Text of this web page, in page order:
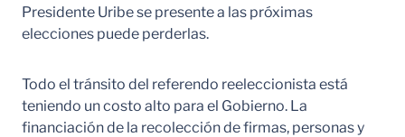
Presidente Uribe se presente a las próximas
elecciones puede perderlas.
Todo el tránsito del referendo reeleccionista está
teniendo un costo alto para el Gobierno. La
financiación de la recolección de firmas, personas y